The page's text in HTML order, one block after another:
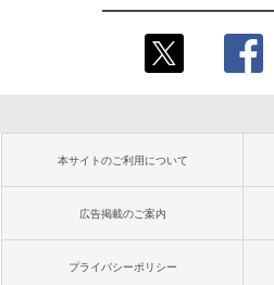
本サイトのご利用について
広告掲載のご案内
プライバシーポリシー